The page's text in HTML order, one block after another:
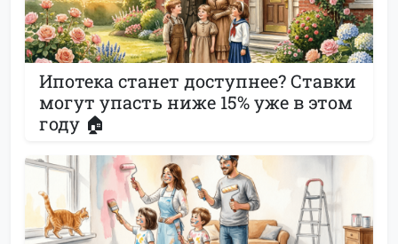
Ипотека станет доступнее? Ставки
могут упасть ниже 15% уже в этом
году 🏠